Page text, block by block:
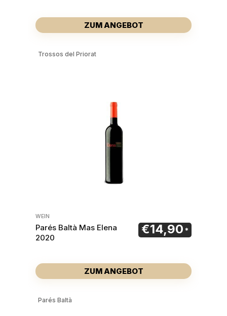
ZUM ANGEBOT
Trossos del Priorat
WEIN
Parés Baltà Mas Elena
2020
€14,90
ZUM ANGEBOT
Parés Baltà